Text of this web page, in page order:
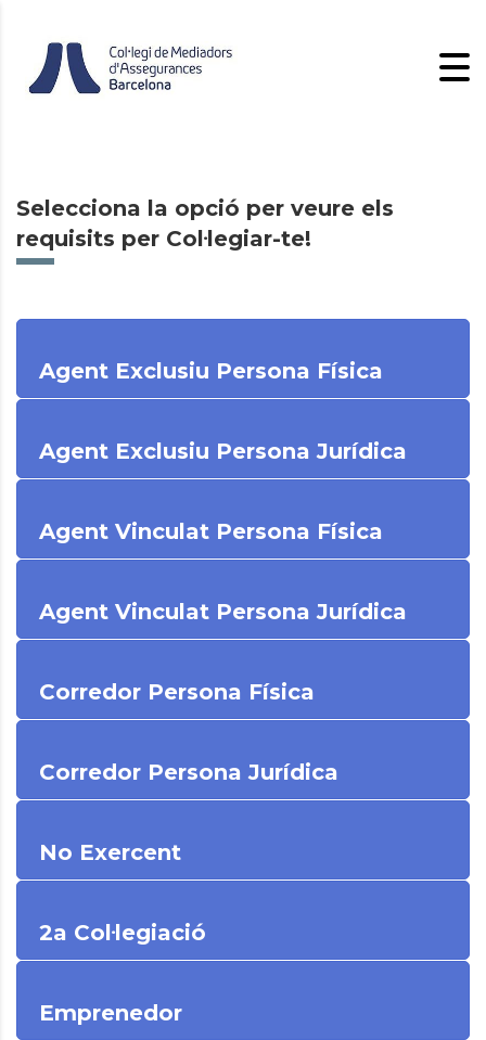
Selecciona la opció per veure els
requisits per Col·legiar-te!
Agent Exclusiu Persona Física
Agent Exclusiu Persona Jurídica
Agent Vinculat Persona Física
Agent Vinculat Persona Jurídica
Corredor Persona Física
Corredor Persona Jurídica
No Exercent
2a Col·legiació
Emprenedor